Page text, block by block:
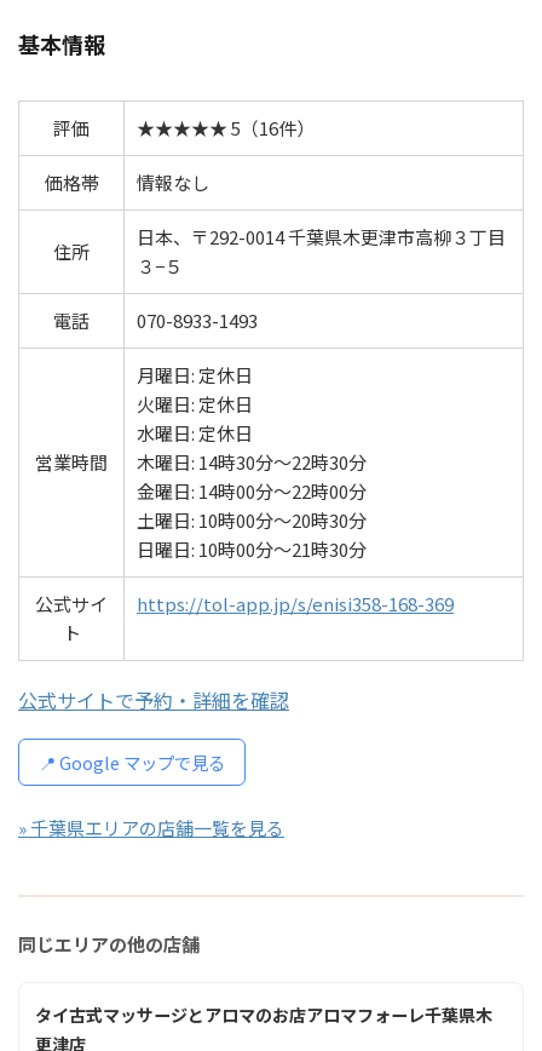
基本情報
評価 ★★★★★ 5（16件）
価格帯 情報なし
住所
日本、〒292-0014 千葉県木更津市高柳３丁目
３−５
電話 070-8933-1493
営業時間
月曜日: 定休日
火曜日: 定休日
水曜日: 定休日
木曜日: 14時30分～22時30分
金曜日: 14時00分～22時00分
土曜日: 10時00分～20時30分
日曜日: 10時00分～21時30分
公式サイ
ト
https://tol-app.jp/s/enisi358-168-369
公式サイトで予約・詳細を確認
📍 Google マップで見る
» 千葉県エリアの店舗一覧を見る
同じエリアの他の店舗
タイ古式マッサージとアロマのお店アロマフォーレ千葉県木
更津店